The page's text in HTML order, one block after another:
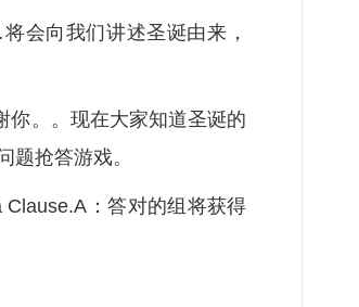
会向我们讲述圣诞由来，
。。现在大家知道圣诞的
题抢答游戏。
：答对的组将获得